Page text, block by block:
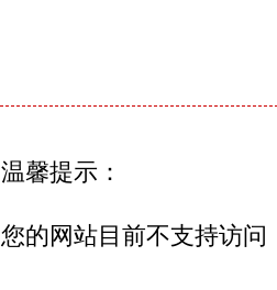
温馨提示：
您的网站目前不支持访